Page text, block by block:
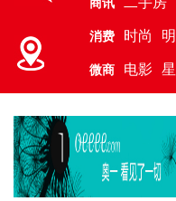
商讯
消费 时尚
微商 电影